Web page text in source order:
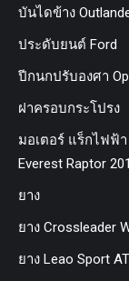
บันไดข้าง
ประดับยนต์ Ford
ปีกนกปรับองศา
ฝาครอบกระโปรง
มอเตอร์ แร็กไฟฟ้า
Everest Raptor
ยาง
ยาง Crossleader
ยาง Leao Sport